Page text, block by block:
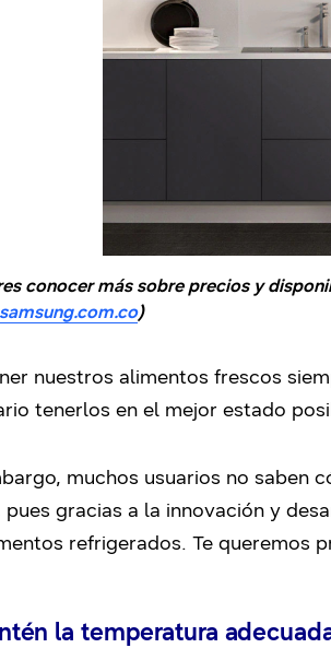
conocer más sobre precios y
)
nuestros alimentos frescos
tenerlos en el mejor estado
muchos usuarios no saben
pues gracias a la innovación y
refrigerados. Te queremos
la temperatura